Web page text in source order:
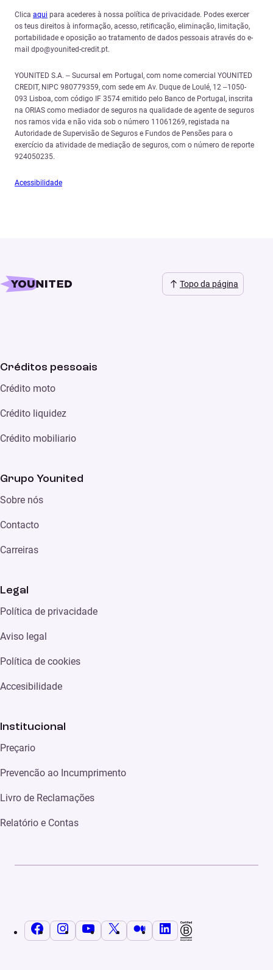
Clica aqui para acederes à nossa política de privacidade. Podes exercer
os teus direitos à informação, acesso, retificação, eliminação, limitação,
portabilidade e oposição ao tratamento de dados pessoais através do e-
mail dpo@younited-credit.pt.
YOUNITED S.A. – Sucursal em Portugal, com nome comercial YOUNITED
CREDIT, NIPC 980779359, com sede em Av. Duque de Loulé, 12 –1050-
093 Lisboa, com código IF 3574 emitido pelo Banco de Portugal, inscrita
na ORIAS como mediador de seguros na qualidade de agente de seguros
nos ramos vida e não vida sob o número 11061269, registada na
Autoridade de Supervisão de Seguros e Fundos de Pensões para o
exercício da atividade de mediação de seguros, com o número de reporte
924050235.
Acessibilidade
Topo da página
Créditos pessoais
Crédito moto
Crédito liquidez
Crédito mobiliario
Grupo Younited
Sobre nós
Contacto
Carreiras
Legal
Política de privacidade
Aviso legal
Política de cookies
Accesibilidade
Institucional
Preçario
Prevencão ao Incumprimento
Livro de Reclamações
Relatório e Contas
FacebookInstagramYouTube Médio LinkedIn